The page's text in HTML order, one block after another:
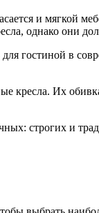
и мягкой
однако они
гостиной в
Их
строгих и